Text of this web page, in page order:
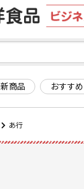
新商品 おすすめ
あ行